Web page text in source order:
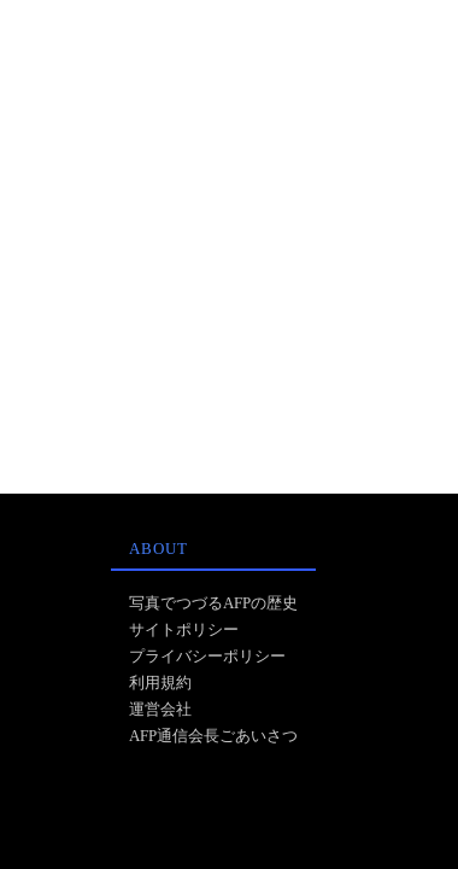
ABOUT
写真でつづるAFPの歴史
サイトポリシー
プライバシーポリシー
利用規約
運営会社
AFP通信会長ごあいさつ